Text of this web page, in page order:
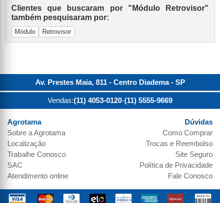
Clientes que buscaram por "Módulo Retrovisor"
também pesquisaram por:
Módulo Retrovisor
Av. Prestes Maia, 811 - Centro Diadema- SP
Vendas:(11) 4053-0120-(11) 5555-9669
Agrotama
Sobre aAgrotama
Localização
Trabalhe Conosco
SAC
Atendimento online
Dúvidas
Como Comprar
Trocas e Reembolso
Site Seguro
Política de Privacidade
Fale Conosco